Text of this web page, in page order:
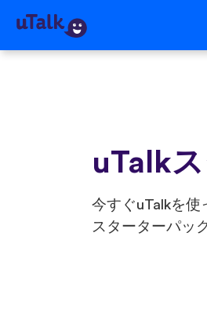
uTalk
今すぐuTalkを使
スターターパッ